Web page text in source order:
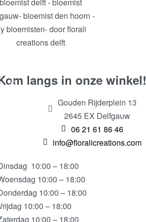
langs in onze winkel!
Gouden Rijderplein 13
2645 EX Delfgauw
06 21 61 86 46
info@floralicreations.com
10:00 – 18:00
10:00 – 18:00
10:00 – 18:00
10:00 – 18:00
10:00 – 18:00